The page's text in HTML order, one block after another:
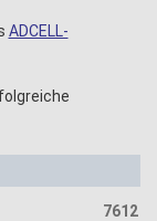
ADCELL-
7612